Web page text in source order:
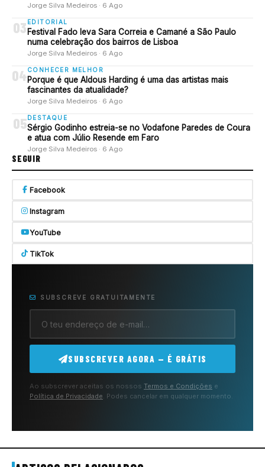
Jorge Silva Medeiros · 6 Ago
03 EDITORIAL
Festival Fado leva Sara Correia e Camané a São Paulo
numa celebração dos bairros de Lisboa
Jorge Silva Medeiros · 6 Ago
04CONHECER MELHOR
Porque é que Aldous Harding é uma das artistas mais
fascinantes da atualidade?
Jorge Silva Medeiros · 6 Ago
05 DESTAQUE
Sérgio Godinho estreia-se no Vodafone Paredes de Coura
e atua com Júlio Resende em Faro
Jorge Silva Medeiros · 6 Ago
SEGUIR
Facebook
Instagram
YouTube
TikTok
SUBSCREVE GRATUITAMENTE
SUBSCREVER AGORA — É GRÁTIS
Ao subscrever aceitas os nossos Termos e Condições e
Política de Privacidade. Podes cancelar em qualquer momento.